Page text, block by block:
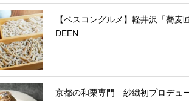
【ベスコングルメ】軽井沢「蕎麦
DEEN...
京都の和栗専門 紗織初プロデュ